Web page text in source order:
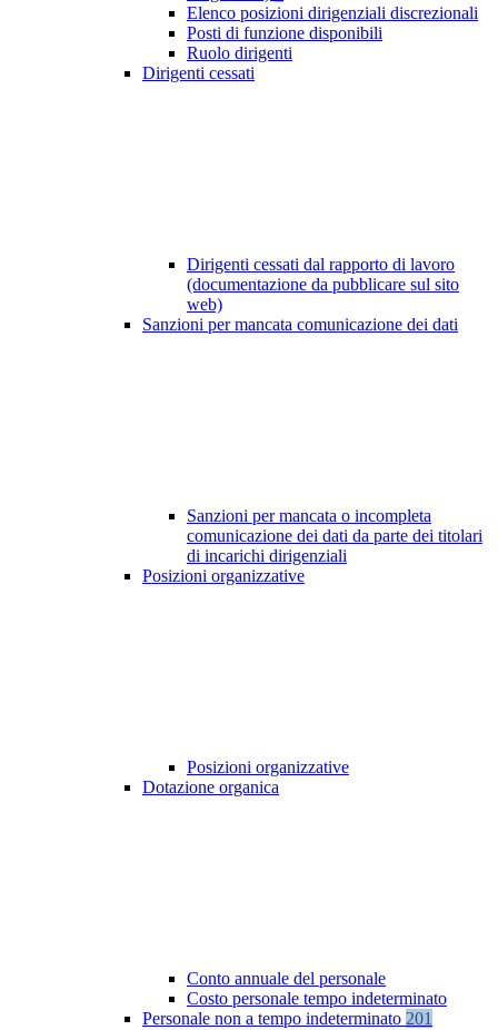
Elenco posizioni dirigenziali discrezionali
Posti di funzione disponibili
Ruolo dirigenti
Dirigenti cessati
Dirigenti cessati dal rapporto di lavoro
(documentazione da pubblicare sul sito
web)
Sanzioni per mancata comunicazione dei dati
Sanzioni per mancata o incompleta
comunicazione dei dati da parte dei titolari
di incarichi dirigenziali
Posizioni organizzative
Posizioni organizzative
Dotazione organica
Conto annuale del personale
Costo personale tempo indeterminato
Personale non a tempo indeterminato 201